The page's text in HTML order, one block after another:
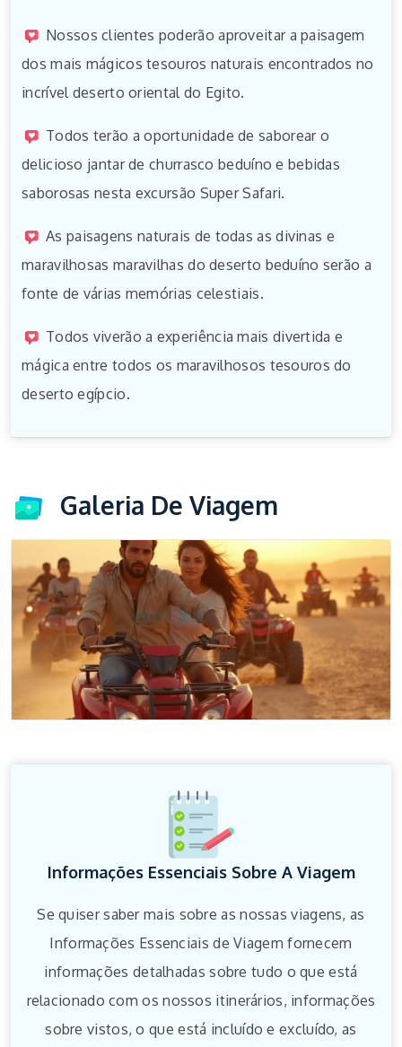
Nossos clientes poderão aproveitar a paisagem
dos mais mágicos tesouros naturais encontrados no
incrível deserto oriental do Egito.
Todos terão a oportunidade de saborear o
delicioso jantar de churrasco beduíno e bebidas
saborosas nesta excursão Super Safari.
As paisagens naturais de todas as divinas e
maravilhosas maravilhas do deserto beduíno serão a
fonte de várias memórias celestiais.
Todos viverão a experiência mais divertida e
mágica entre todos os maravilhosos tesouros do
deserto egípcio.
Galeria De Viagem
Informações Essenciais Sobre A Viagem
Se quiser saber mais sobre as nossas viagens, as
Informações Essenciais de Viagem fornecem
informações detalhadas sobre tudo o que está
relacionado com os nossos itinerários, informações
sobre vistos, o que está incluído e excluído, as